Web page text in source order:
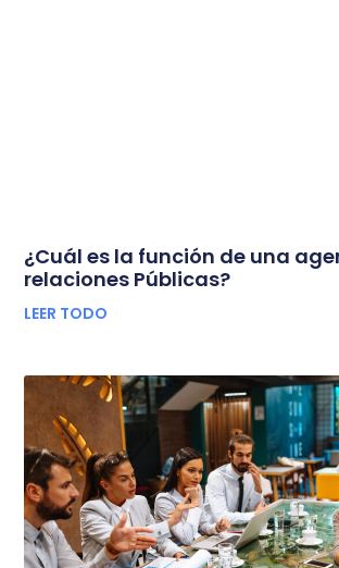
¿Cuál es la función de una
relaciones Públicas?
LEER TODO